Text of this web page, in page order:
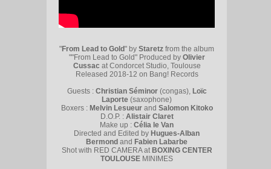
"From Lead to Gold" by Staretz from the album
""From Lead to Gold" Produced by Olivier
Cussac at Condorcet Studio, Toulouse
Released 2018-12 on Bang! Records
Guests : Christian Séminor(congas), Loïc
Laporte (saxophone)
Boxers : Melvin Lesueurand Salomon Kitoko
D.O.P. : Alistair Claret
Make up : Célia le Van
Directed and Edited by Hugues-Alban
Bermond and Fabien Labarbe
Shot with RED CAMERA at BOXING CENTER
TOULOUSE MINIMES